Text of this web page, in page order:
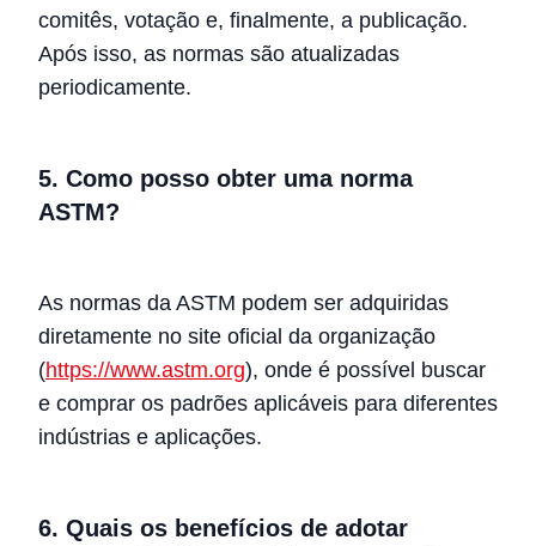
comitês, votação e, finalmente, a publicação.
Após isso, as normas são atualizadas
periodicamente.
5. Como posso obter uma norma
ASTM?
As normas da ASTM podem ser adquiridas
diretamente no site oficial da organização
(https://www.astm.org), onde é possível buscar
e comprar os padrões aplicáveis para diferentes
indústrias e aplicações.
6. Quais os benefícios de adotar